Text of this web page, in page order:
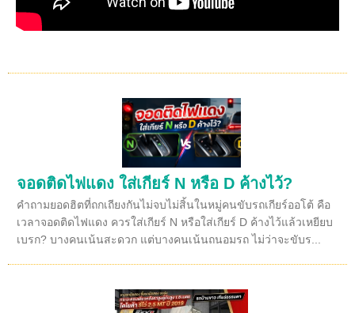
จอดติดไฟแดง ใส่เกียร์ N หรือ D ค้างไว้?
คำถามยอดฮิตที่ถกเถียงกันไม่จบไม่สิ้นในหมู่คนขับรถเกียร์ออโต้ คือ
เวลาจอดติดไฟแดง ควรใส่เกียร์ N หรือใส่เกียร์ D ค้างไว้แล้วเหยียบ
เบรก? บางคนเน้นสะดวก แต่บางคนเน้นถนอมรถ ไม่ว่าจะขับร...